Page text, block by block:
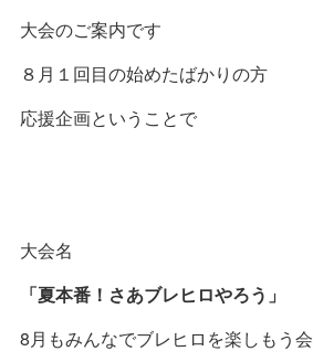
大会のご案内です
８月１回目の始めたばかりの方
応援企画ということで
大会名
「夏本番！さあブレヒロやろう」
8月もみんなでブレヒロを楽しもう会